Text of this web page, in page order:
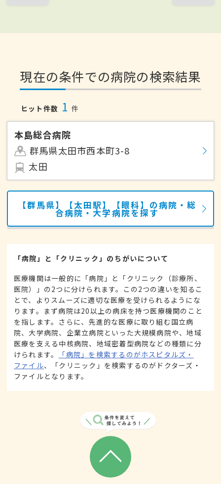
現在の条件での病院の検索結果
ヒット件数 1 件
本島総合病院
群馬県太田市西本町3-8
太田
【群馬県】【太田駅】【眼科】の病院・総
合病院・大学病院を探す
「病院」と「クリニック」のちがいについて
医療機関は一般的に「病院」と「クリニック（診療所、
医院）」の2つに分けられます。この2つの違いを知るこ
とで、よりスムーズに適切な医療を受けられるようにな
ります。まず病院は20以上の病床を持つ医療機関のこと
を指します。さらに、先進的な医療に取り組む国立病
院、大学病院、企業立病院といった大規模病院や、地域
医療を支える中核病院、地域密着型病院などの種類に分
けられます。
「病院」を検索するのがホスピタルズ・
ファイル、「クリニック」を検索するのがドクターズ・
ファイルとなります。